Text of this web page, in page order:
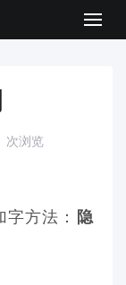
Menu
次浏览
方法： 隐